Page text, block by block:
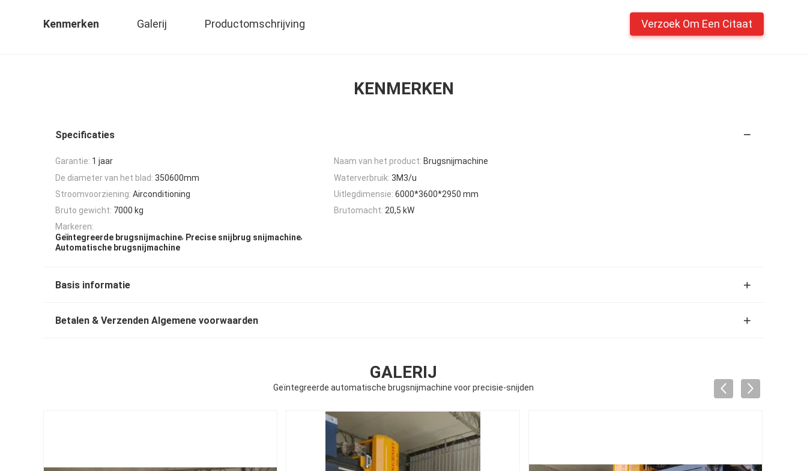
Kenmerken Galerij Productomschrijving Verzoek Om Een Citaat
KENMERKEN
Specificaties
Garantie: 1 jaar Naam van het product: Brugsnijmachine
De diameter van het blad: 350600mm Waterverbruik: 3M3/u
Stroomvoorziening: Airconditioning Uitlegdimensie: 6000*3600*2950 mm
Bruto gewicht: 7000 kg Brutomacht: 20,5 kW
Markeren:
Geïntegreerde brugsnijmachine, Precise snijbrug snijmachine,
Automatische brugsnijmachine
Basis informatie
Betalen & Verzenden Algemene voorwaarden
GALERIJ
Geïntegreerde automatische brugsnijmachine voor precisie-snijden